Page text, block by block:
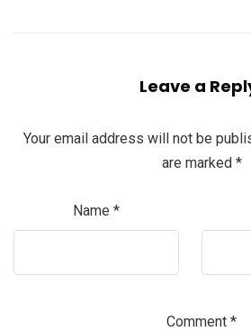
Leave a
Your email address will not be
are marked *
Name *
Comment *